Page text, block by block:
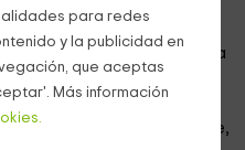
para redes
y la publicidad en
que aceptas
Más información
, destacamos:
vas a poder disfrutar de la
especialidad de carnes y
encontramos.
pasear tranquilamente,